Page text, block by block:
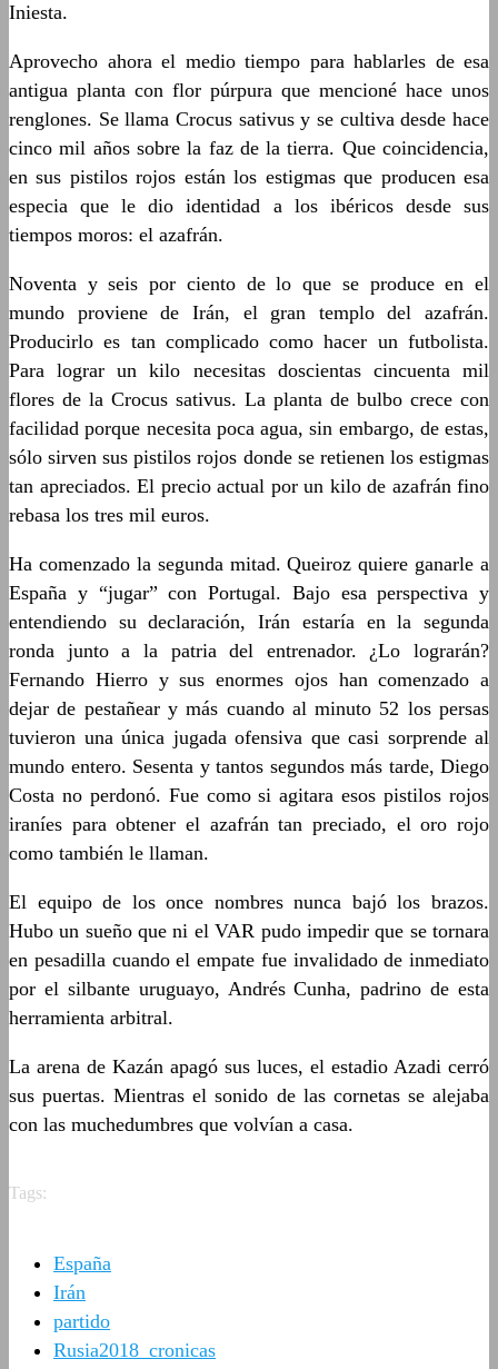
Iniesta.
Aprovecho ahora el medio tiempo para hablarles de esa
antigua planta con flor púrpura que mencioné hace unos
renglones. Se llama Crocus sativus y se cultiva desde hace
cinco mil años sobre la faz de la tierra. Que coincidencia,
en sus pistilos rojos están los estigmas que producen esa
especia que le dio identidad a los ibéricos desde sus
tiempos moros: el azafrán.
Noventa y seis por ciento de lo que se produce en el
mundo proviene de Irán, el gran templo del azafrán.
Producirlo es tan complicado como hacer un futbolista.
Para lograr un kilo necesitas doscientas cincuenta mil
flores de la Crocus sativus. La planta de bulbo crece con
facilidad porque necesita poca agua, sin embargo, de estas,
sólo sirven sus pistilos rojos donde se retienen los estigmas
tan apreciados. El precio actual por un kilo de azafrán fino
rebasa los tres mil euros.
Ha comenzado la segunda mitad. Queiroz quiere ganarle a
España y “jugar” con Portugal. Bajo esa perspectiva y
entendiendo su declaración, Irán estaría en la segunda
ronda junto a la patria del entrenador. ¿Lo lograrán?
Fernando Hierro y sus enormes ojos han comenzado a
dejar de pestañear y más cuando al minuto 52 los persas
tuvieron una única jugada ofensiva que casi sorprende al
mundo entero. Sesenta y tantos segundos más tarde, Diego
Costa no perdonó. Fue como si agitara esos pistilos rojos
iraníes para obtener el azafrán tan preciado, el oro rojo
como también le llaman.
El equipo de los once nombres nunca bajó los brazos.
Hubo un sueño que ni el VAR pudo impedir que se tornara
en pesadilla cuando el empate fue invalidado de inmediato
por el silbante uruguayo, Andrés Cunha, padrino de esta
herramienta arbitral.
La arena de Kazán apagó sus luces, el estadio Azadi cerró
sus puertas. Mientras el sonido de las cornetas se alejaba
con las muchedumbres que volvían a casa.
Tags:
España
Irán
partido
Rusia2018_cronicas